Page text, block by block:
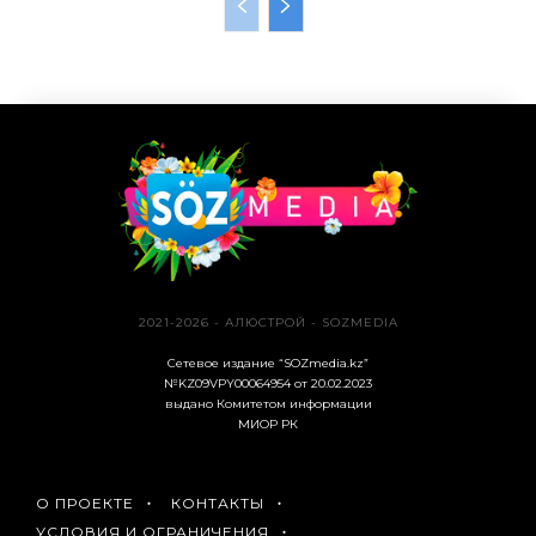
2021-2026 - АЛЮСТРОЙ - SOZMEDIA
Сетевое издание “SOZmedia.kz”
№KZ09VPY00064954 от 20.02.2023
выдано Комитетом информации
МИОР РК
О ПРОЕКТЕ
КОНТАКТЫ
УСЛОВИЯ И ОГРАНИЧЕНИЯ